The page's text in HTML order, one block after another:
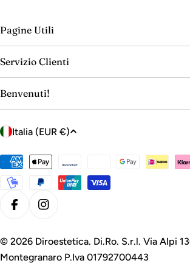
Pagine Utili
Servizio Clienti
Benvenuti!
P
e
/
e
g
Italia (EUR €)
Metodi
di
pagamento
FacebookInstagram
© 2026 Diroestetica. Di.Ro. S.r.l. Via Alpi
Montegranaro P.Iva 01792700443